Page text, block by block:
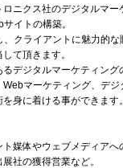
ロニクス社のデジタルマー
イトの構築。
、クライアントに魅力的
て頂きます。
るデジタルマーケティン
マーケティング、デ
身に着ける事ができます。
ト媒体やウェブメディアへ
社の獲得営業など。